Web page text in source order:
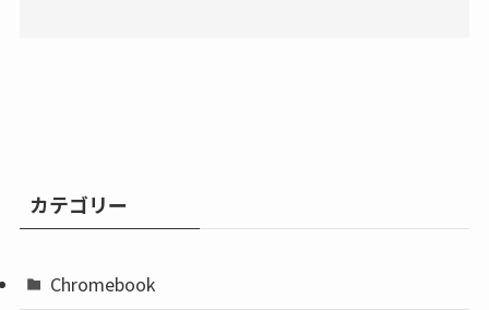
カテゴリー
Chromebook